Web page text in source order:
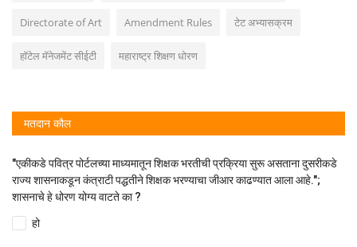
Directorate of Art Amendment Rules टेट अभ्यासक्रम
हॉटेल मॅनेजमेंट सीईटी महाराष्ट्र शिक्षण धोरण
मतदान कौल
"एकीकडे पवित्र पोर्टलच्या माध्यमातून शिक्षक भरतीची प्रक्रिया सुरू असताना दुसरीकडे
राज्य शासनाकडून कंत्राटी पद्धतीने शिक्षक भरण्याचा जीआर काढण्यात आला आहे.";
शासनाचे हे धोरण योग्य वाटते का ?
हो